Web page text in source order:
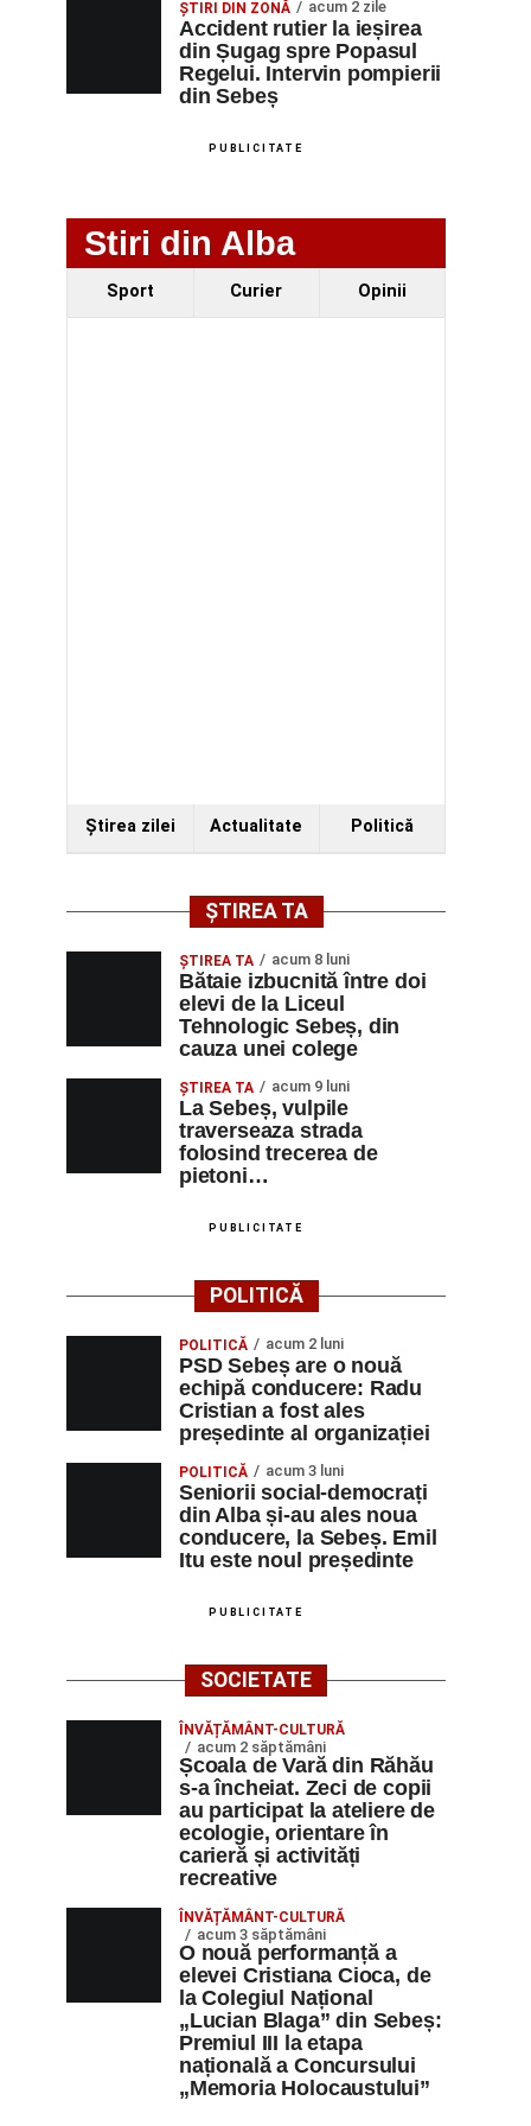
ȘTIRI DIN ZONĂ acum 2 zile
Accident rutier la ieșirea
din Șugag spre Popasul
Regelui. Intervin pompierii
din Sebeș
PUBLICITATE
Stiri din Alba
Sport Curier Opinii
Ştirea zilei Actualitate Politică
ȘTIREA TA
ŞTIREA TA acum 8 luni
Bătaie izbucnită între doi
elevi de la Liceul
Tehnologic Sebeș, din
cauza unei colege
ŞTIREA TA acum 9 luni
La Sebeș, vulpile
traverseaza strada
folosind trecerea de
pietoni…
PUBLICITATE
POLITICĂ
POLITICĂ acum 2 luni
PSD Sebeș are o nouă
echipă conducere: Radu
Cristian a fost ales
președinte al organizației
POLITICĂ acum 3 luni
Seniorii social-democrați
din Alba și-au ales noua
conducere, la Sebeș. Emil
Itu este noul președinte
PUBLICITATE
SOCIETATE
ÎNVĂȚĂMÂNT-CULTURĂ
acum 2 săptămâni
Școala de Vară din Răhău
s-a încheiat. Zeci de copii
au participat la ateliere de
ecologie, orientare în
carieră și activități
recreative
ÎNVĂȚĂMÂNT-CULTURĂ
acum 3 săptămâni
O nouă performanță a
elevei Cristiana Cioca, de
la Colegiul Național
„Lucian Blaga” din Sebeș:
Premiul III la etapa
națională a Concursului
„Memoria Holocaustului”